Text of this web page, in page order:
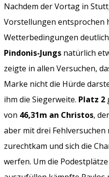
Nachdem der Vortag in
Vorstellungen entsprochen
Wetterbedingungen
Pindonis-Jungs natürlich
zeigte in allen Versuchen,
Marke nicht die Hürde
ihm die Siegerweite. Platz 2
von 46,31m an Christos,
aber mit drei
zurechtkam und sich die
werfen. Um die